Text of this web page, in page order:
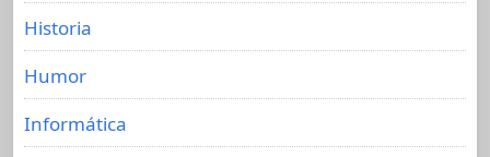
Historia
Humor
Informática